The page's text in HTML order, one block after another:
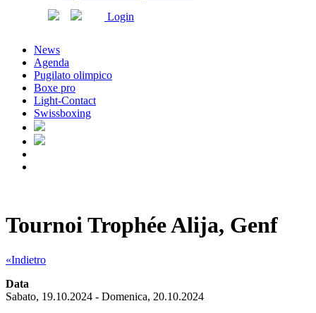
Login
News
Agenda
Pugilato olimpico
Boxe pro
Light-Contact
Swissboxing
Tournoi Trophée Alija, Genf
«Indietro
Data
Sabato, 19.10.2024 - Domenica, 20.10.2024